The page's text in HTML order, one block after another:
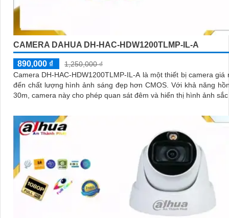
CAMERA DAHUA DH-HAC-HDW1200TLMP-IL-A
890,000 ₫
1,250,000 ₫
Camera DH-HAC-HDW1200TLMP-IL-A là một thiết bị camera giá
đến chất lượng hình ảnh sáng đẹp hơn CMOS. Với khả năng hồng ngoại
30m, camera này cho phép quan sát đêm và hiển thị hình ảnh